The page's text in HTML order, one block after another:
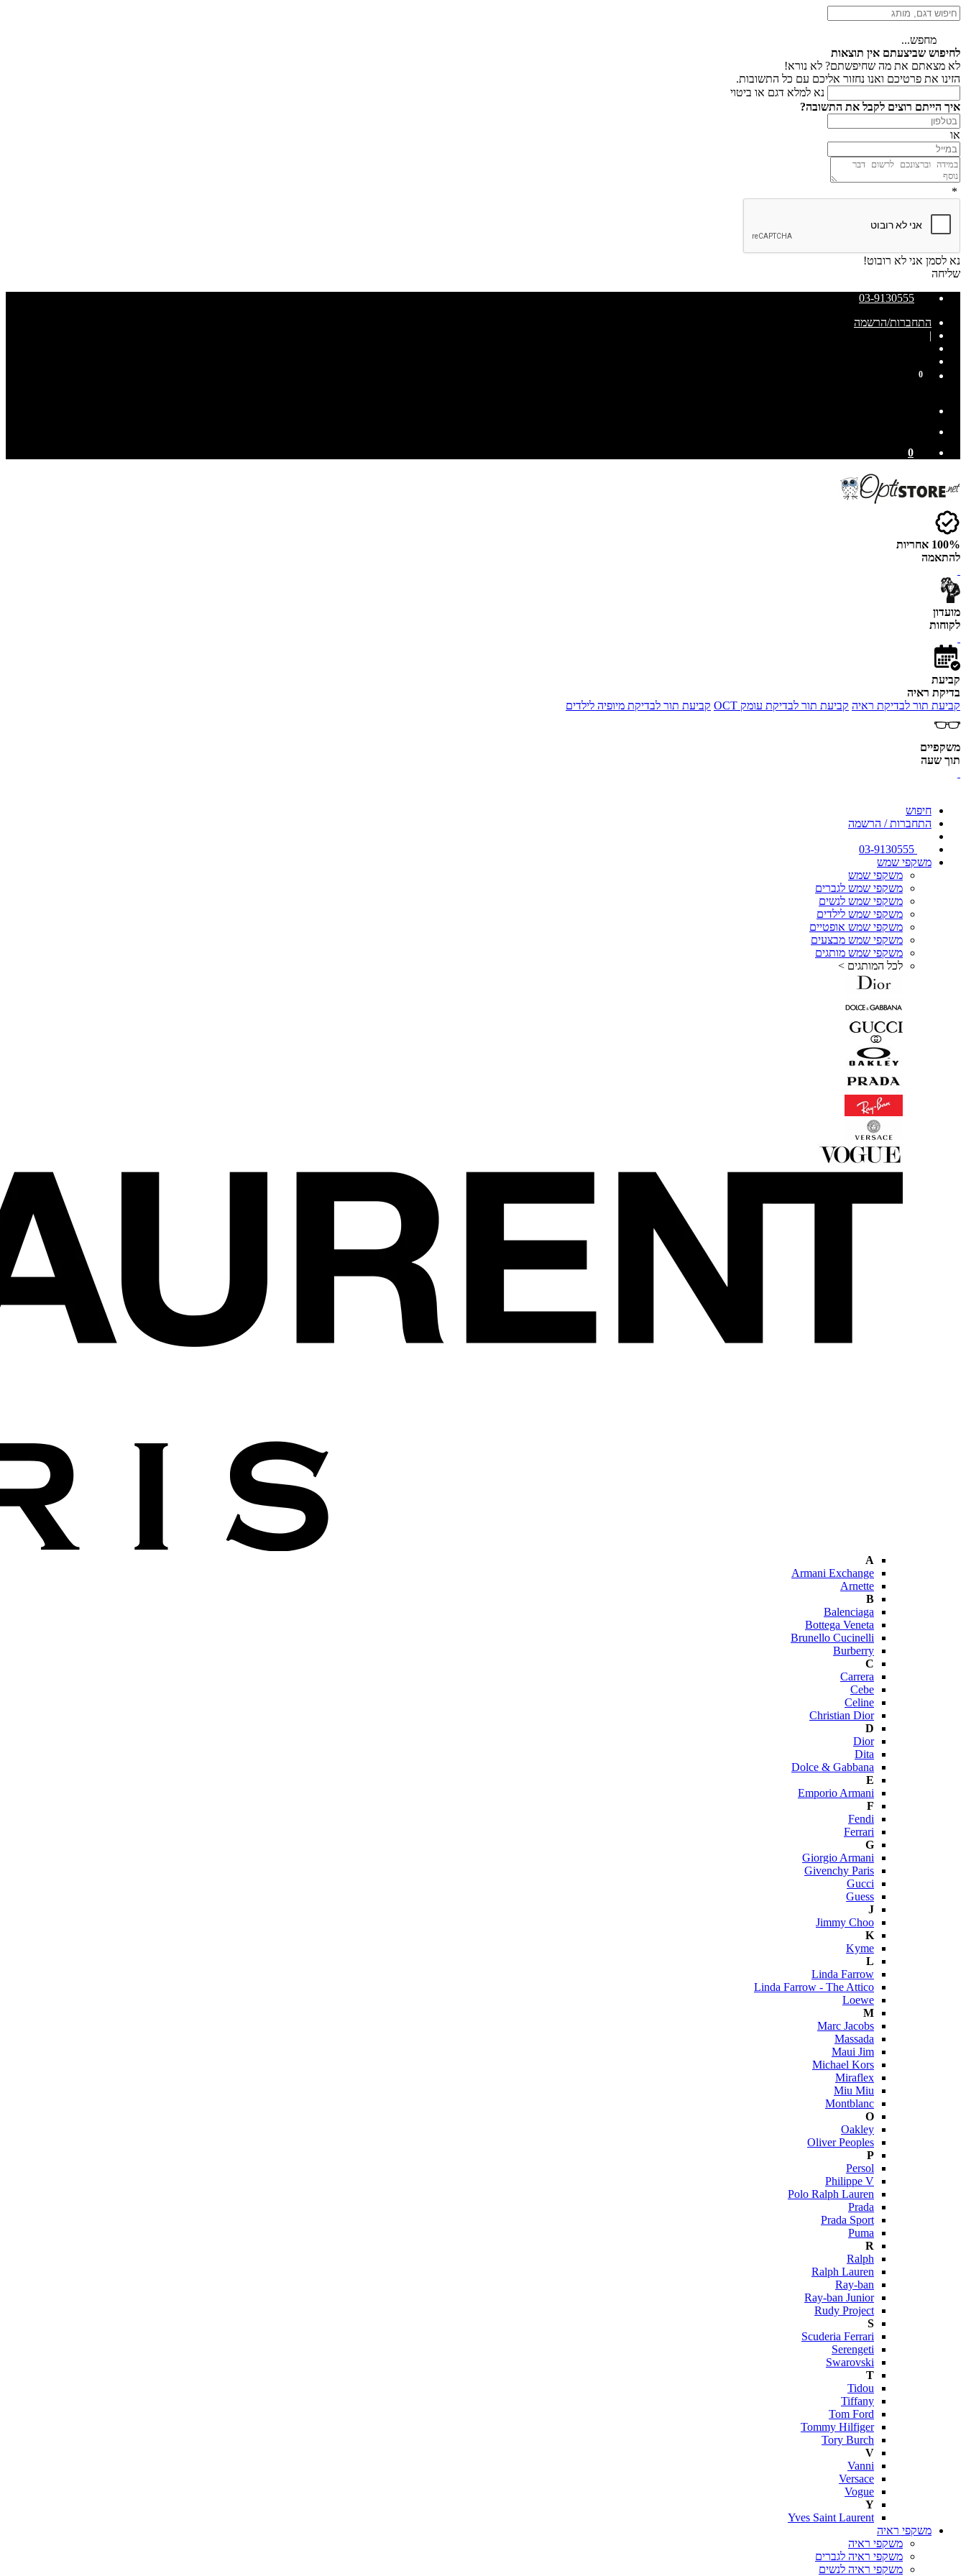
מחפש...
לחיפוש שביצעתם אין תוצאות
לא מצאתם את מה שחיפשתם? לא נורא!
הזינו את פרטיכם ואנו נחזור אליכם עם כל התשובות.
נא למלא דגם או ביטוי
איך הייתם רוצים לקבל את התשובה?
או
*
נא לסמן אני לא רובוט!
שליחה
03-9130555
התחברות/הרשמה
|
0
0
100% אחריות
להתאמה
מועדון
לקוחות
קביעת
בדיקת ראיה
קביעת תור לבדיקת ראיה קביעת תור לבדיקת עומק OCT קביעת תור לבדיקת מיופיה לילדים
משקפיים
תוך שעה
חיפוש
התחברות / הרשמה
משקפי שמש
משקפי שמש
משקפי שמש לגברים
משקפי שמש לנשים
משקפי שמש לילדים
משקפי שמש אופטיים
משקפי שמש מבצעים
משקפי שמש מותגים
לכל המותגים >
A
Armani Exchange
Arnette
B
Balenciaga
Bottega Veneta
Brunello Cucinelli
Burberry
C
Carrera
Cebe
Celine
Christian Dior
D
Dior
Dita
Dolce & Gabbana
E
Emporio Armani
F
Fendi
Ferrari
G
Giorgio Armani
Givenchy Paris
Gucci
Guess
J
Jimmy Choo
K
Kyme
L
Linda Farrow
Linda Farrow - The Attico
Loewe
M
Marc Jacobs
Massada
Maui Jim
Michael Kors
Miraflex
Miu Miu
Montblanc
O
Oakley
Oliver Peoples
P
Persol
Philippe V
Polo Ralph Lauren
Prada
Prada Sport
Puma
R
Ralph
Ralph Lauren
Ray-ban
Ray-ban Junior
Rudy Project
S
Scuderia Ferrari
Serengeti
Swarovski
T
Tidou
Tiffany
Tom Ford
Tommy Hilfiger
Tory Burch
V
Vanni
Versace
Vogue
Y
Yves Saint Laurent
משקפי ראיה
משקפי ראיה
משקפי ראיה לגברים
משקפי ראיה לנשים